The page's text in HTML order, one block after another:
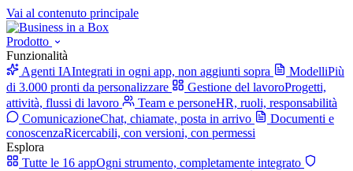
Vai al contenuto principale
Prodotto
Funzionalità
Agenti IAIntegrati in ogni app, non aggiunti sopra ModelliPiù
di 3.000 pronti da personalizzare
Gestione del lavoroProgetti,
attività, flussi di lavoro
Team e personeHR, ruoli, responsabilità
ComunicazioneChat, chiamate, posta in arrivo
Documenti e
conoscenzaRicercabili, con versioni, con permessi
Esplora
Tutte le 16 appOgni strumento, completamente integrato